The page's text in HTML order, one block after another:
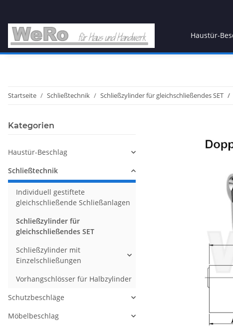
Haustür-
Startseite Schließtechnik Schließzylinder für gleichschließendes SET
Kategorien
Haustür-Beschlag
Schließtechnik
Individuell gestiftete
gleichschließende Schließanlagen
Schließzylinder für
gleichschließendes SET
Schließzylinder mit
Einzelschließungen
Vorhangschlösser für Halbzylinder
Schutzbeschläge
Möbelbeschlag